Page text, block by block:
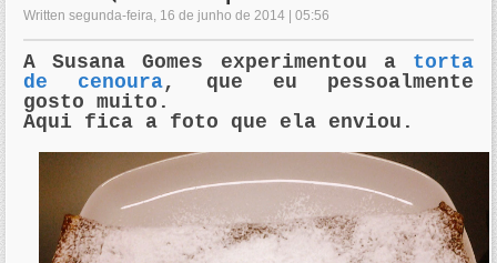
Written segunda-feira, 16 de junho de 2014 | 05:56
A Susana Gomes experimentou a torta
de cenoura, que eu pessoalmente
gosto muito.
Aqui fica a foto que ela enviou.